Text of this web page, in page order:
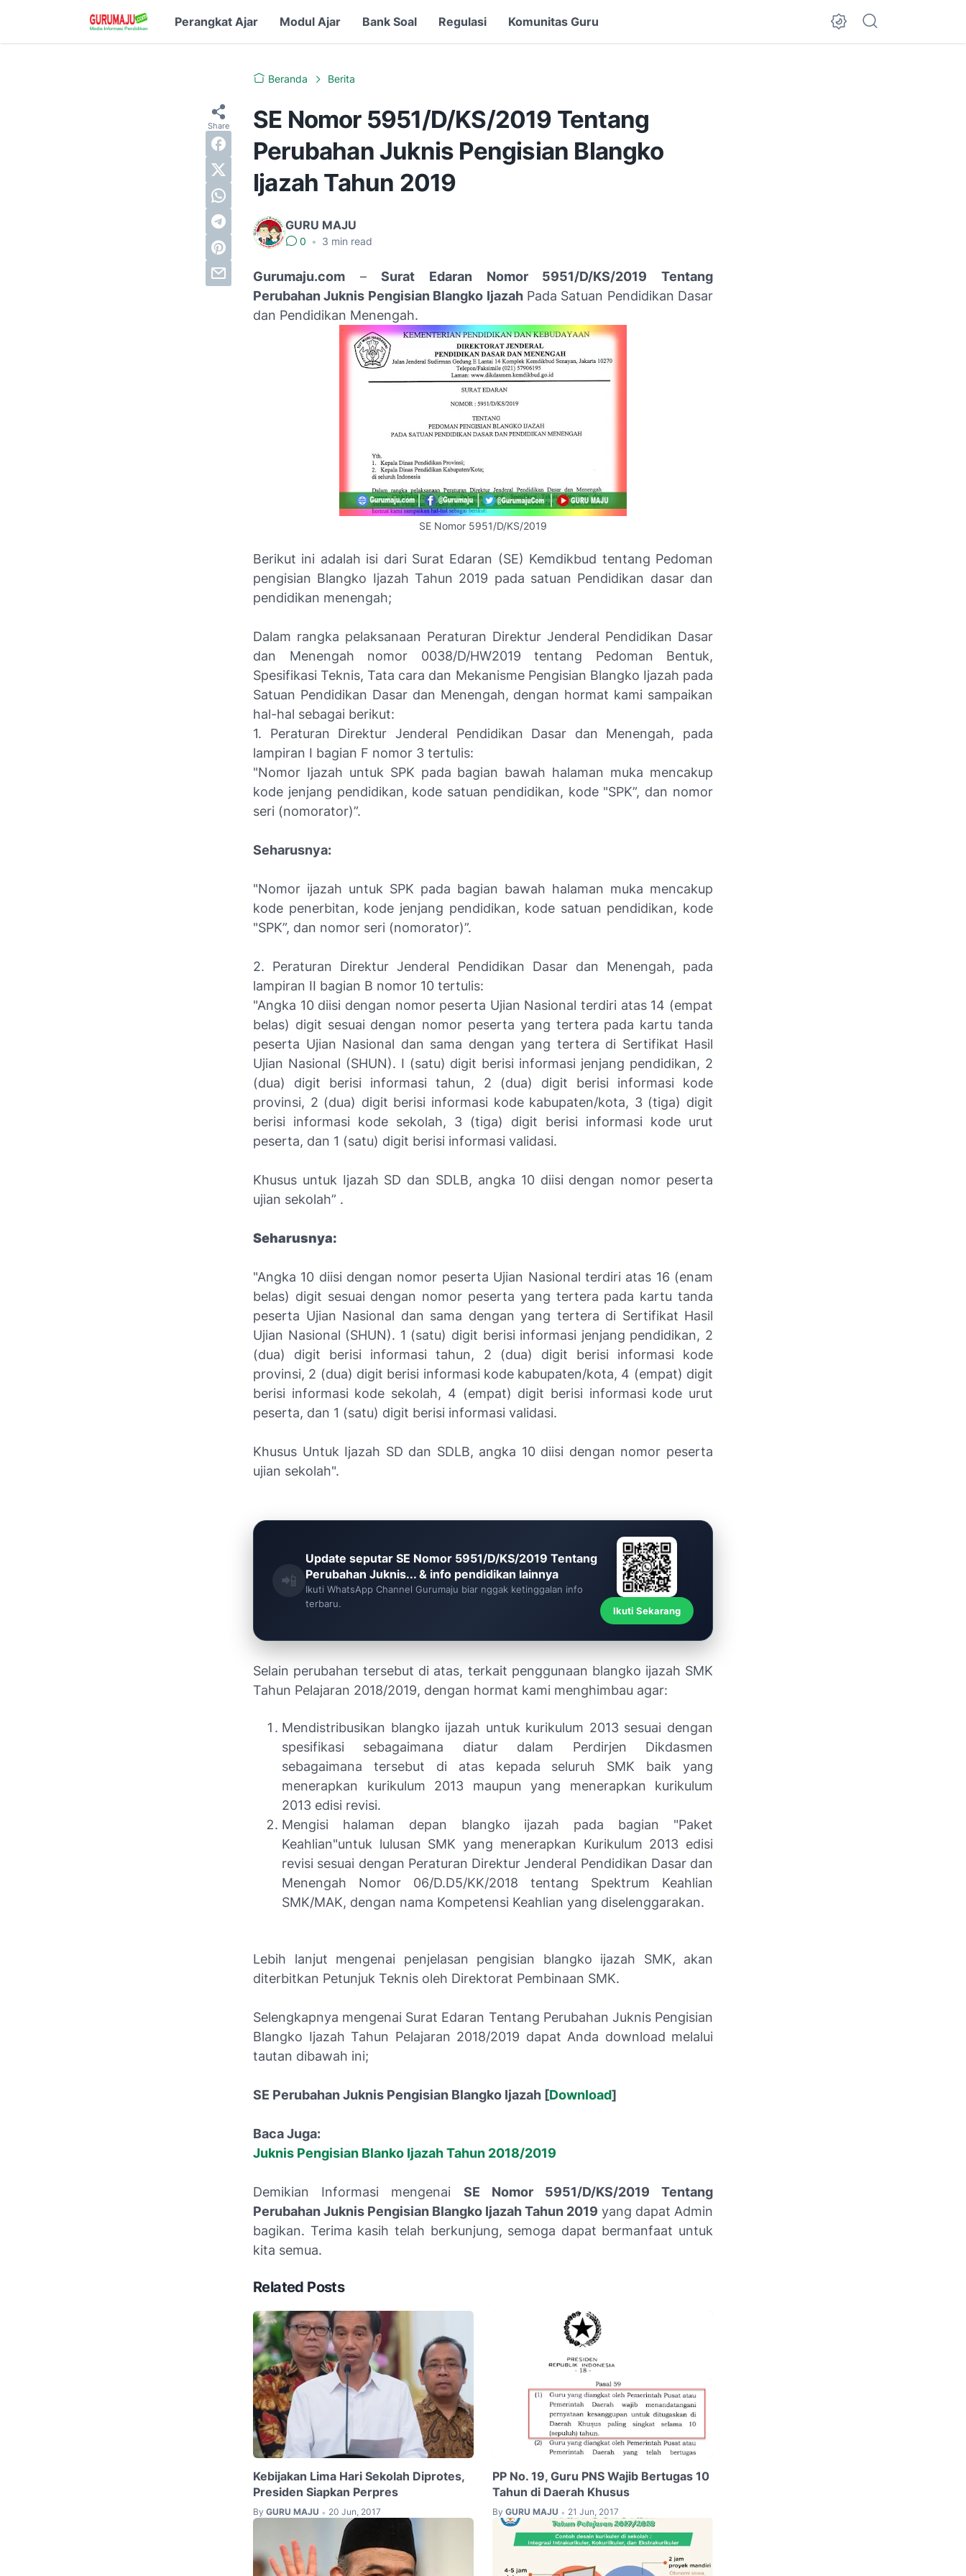
Perangkat Ajar Modul Ajar Bank Soal Regulasi Komunitas Guru
Beranda Berita
SE Nomor 5951/D/KS/2019 Tentang
Perubahan Juknis Pengisian Blangko
Ijazah Tahun 2019
GURU MAJU
0 • 3 min read
Gurumaju.com –Surat Edaran Nomor 5951/D/KS/2019 Tentang
Perubahan Juknis Pengisian Blangko IjazahPada Satuan Pendidikan Dasar
dan Pendidikan Menengah.
SE Nomor 5951/D/KS/2019
Berikut ini adalah isi dari Surat Edaran (SE) Kemdikbud tentang Pedoman
pengisian Blangko Ijazah Tahun 2019 pada satuan Pendidikan dasar dan
pendidikan menengah;
Dalam rangka pelaksanaan Peraturan Direktur Jenderal Pendidikan Dasar
dan Menengah nomor 0038/D/HW2019 tentang Pedoman Bentuk,
Spesifikasi Teknis, Tata cara dan Mekanisme Pengisian Blangko Ijazah pada
Satuan Pendidikan Dasar dan Menengah, dengan hormat kami sampaikan
hal-hal sebagai berikut:
1. Peraturan Direktur Jenderal Pendidikan Dasar dan Menengah, pada
lampiran I bagian F nomor 3 tertulis:
"Nomor Ijazah untuk SPK pada bagian bawah halaman muka mencakup
kode jenjang pendidikan, kode satuan pendidikan, kode "SPK”, dan nomor
seri (nomorator)”.
Seharusnya:
"Nomor ijazah untuk SPK pada bagian bawah halaman muka mencakup
kode penerbitan, kode jenjang pendidikan, kode satuan pendidikan, kode
"SPK”, dan nomor seri (nomorator)”.
2. Peraturan Direktur Jenderal Pendidikan Dasar dan Menengah, pada
lampiran II bagian B nomor 10 tertulis:
"Angka 10 diisi dengan nomor peserta Ujian Nasional terdiri atas 14 (empat
belas) digit sesuai dengan nomor peserta yang tertera pada kartu tanda
peserta Ujian Nasional dan sama dengan yang tertera di Sertifikat Hasil
Ujian Nasional (SHUN). I (satu) digit berisi informasi jenjang pendidikan, 2
(dua) digit berisi informasi tahun, 2 (dua) digit berisi informasi kode
provinsi, 2 (dua) digit berisi informasi kode kabupaten/kota, 3 (tiga) digit
berisi informasi kode sekolah, 3 (tiga) digit berisi informasi kode urut
peserta, dan 1 (satu) digit berisi informasi validasi.
Khusus untuk Ijazah SD dan SDLB, angka 10 diisi dengan nomor peserta
ujian sekolah” .
Seharusnya:
"Angka 10 diisi dengan nomor peserta Ujian Nasional terdiri atas 16 (enam
belas) digit sesuai dengan nomor peserta yang tertera pada kartu tanda
peserta Ujian Nasional dan sama dengan yang tertera di Sertifikat Hasil
Ujian Nasional (SHUN). 1 (satu) digit berisi informasi jenjang pendidikan, 2
(dua) digit berisi informasi tahun, 2 (dua) digit berisi informasi kode
provinsi, 2 (dua) digit berisi informasi kode kabupaten/kota, 4 (empat) digit
berisi informasi kode sekolah, 4 (empat) digit berisi informasi kode urut
peserta, dan 1 (satu) digit berisi informasi validasi.
Khusus Untuk Ijazah SD dan SDLB, angka 10 diisi dengan nomor peserta
ujian sekolah".
📲
Update seputar SE Nomor 5951/D/KS/2019 Tentang
Perubahan Juknis... & info pendidikan lainnya
Ikuti WhatsApp Channel Gurumaju biar nggak ketinggalan info
terbaru.
Ikuti Sekarang
Selain perubahan tersebut di atas, terkait penggunaan blangko ijazah SMK
Tahun Pelajaran 2018/2019, dengan hormat kami menghimbau agar:
Mendistribusikan blangko ijazah untuk kurikulum 2013 sesuai dengan
spesifikasi sebagaimana diatur dalam Perdirjen Dikdasmen
sebagaimana tersebut di atas kepada seluruh SMK baik yang
menerapkan kurikulum 2013 maupun yang menerapkan kurikulum
2013 edisi revisi.
Mengisi halaman depan blangko ijazah pada bagian "Paket
Keahlian"untuk lulusan SMK yang menerapkan Kurikulum 2013 edisi
revisi sesuai dengan Peraturan Direktur Jenderal Pendidikan Dasar dan
Menengah Nomor 06/D.D5/KK/2018 tentang Spektrum Keahlian
SMK/MAK, dengan nama Kompetensi Keahlian yang diselenggarakan.
Lebih lanjut mengenai penjelasan pengisian blangko ijazah SMK, akan
diterbitkan Petunjuk Teknis oleh Direktorat Pembinaan SMK.
Selengkapnya mengenai Surat Edaran Tentang Perubahan Juknis Pengisian
Blangko Ijazah Tahun Pelajaran 2018/2019 dapat Anda download melalui
tautan dibawah ini;
SE Perubahan Juknis Pengisian Blangko Ijazah [Download]
Baca Juga:
Juknis Pengisian Blanko Ijazah Tahun 2018/2019
Demikian Informasi mengenai SE Nomor 5951/D/KS/2019 Tentang
Perubahan Juknis Pengisian Blangko Ijazah Tahun 2019 yang dapat Admin
bagikan. Terima kasih telah berkunjung, semoga dapat bermanfaat untuk
kita semua.
Related Posts
Kebijakan Lima Hari Sekolah Diprotes,
Presiden Siapkan Perpres
By GURU MAJU • 20 Jun, 2017
PP No. 19, Guru PNS Wajib Bertugas 10
Tahun di Daerah Khusus
By GURU MAJU • 21 Jun, 2017